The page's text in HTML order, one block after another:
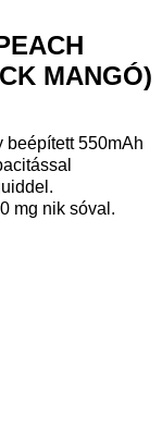
MANGÓ)
beépített 550mAh
mg nik sóval.